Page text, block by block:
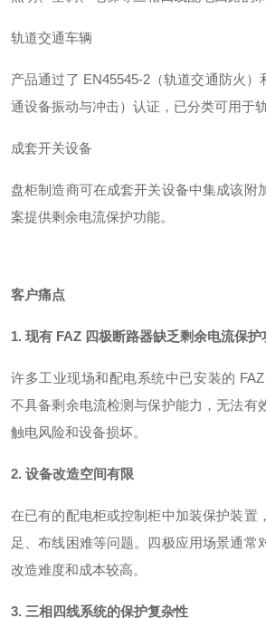
轨道交通车辆
产品通过了 EN45545-2（轨道交通防火）
通设备振动与冲击）认证，已分类可用于
成套开关设备
盘柜制造商可在成套开关设备中集成该附
案提供剩余电流保护功能。
客户痛点
1. 现有 FAZ 四极断路器缺乏剩余电流保护
许多工业现场和配电系统中已安装的
不具备剩余电流检测与保护能力，无法有
触电风险和设备损坏。
2. 设备改造空间有限
在已有的配电柜或控制柜中加装保护装置
足、布线困难等问题。四极应用场景通常
改造难度和成本较高。
3. 三相四线系统的保护复杂性